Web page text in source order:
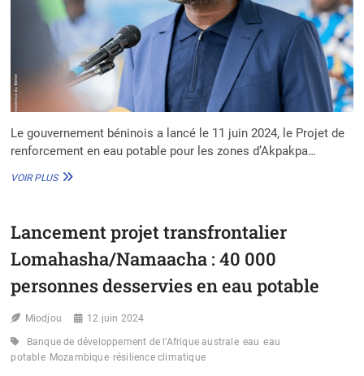
Le gouvernement béninois a lancé le 11 juin 2024, le Projet de
renforcement en eau potable pour les zones d’Akpakpa…
VOIR PLUSRENFORCEMENT
À
ET
AGBLANGANDAN
:
PROJET
AMBITIEUX
Lancement projet transfrontalier
Lomahasha/Namaacha : 40 000
personnes desservies en eau potable
Miodjou 12 juin 2024
Banque de développement de l’Afrique australe eau eau
potable Mozambique résilience climatique